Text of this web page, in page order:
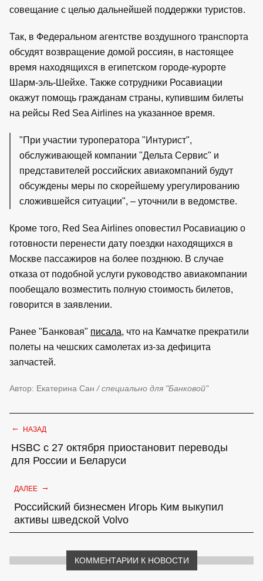
совещание с целью дальнейшей поддержки туристов.
Так, в Федеральном агентстве воздушного транспорта
обсудят возвращение домой россиян, в настоящее
время находящихся в египетском городе-курорте
Шарм-эль-Шейхе. Также сотрудники Росавиации
окажут помощь гражданам страны, купившим билеты
на рейсы Red Sea Airlines на указанное время.
"При участии туроператора "Интурист",
обслуживающей компании "Дельта Сервис" и
представителей российских авиакомпаний будут
обсуждены меры по скорейшему урегулированию
сложившейся ситуации", – уточнили в ведомстве.
Кроме того, Red Sea Airlines оповестил Росавиацию о
готовности перенести дату поездки находящихся в
Москве пассажиров на более позднюю. В случае
отказа от подобной услуги руководство авиакомпании
пообещало возместить полную стоимость билетов,
говорится в заявлении.
Ранее "Банковая" писала, что на Камчатке прекратили
полеты на чешских самолетах из-за дефицита
запчастей.
Автор: Екатерина Сан / специально для "Банковой"
← НАЗАД
HSBC с 27 октября приостановит переводы
для России и Беларуси
ДАЛЕЕ →
Российский бизнесмен Игорь Ким выкупил
активы шведской Volvo
КОММЕНТАРИИ К НОВОСТИ